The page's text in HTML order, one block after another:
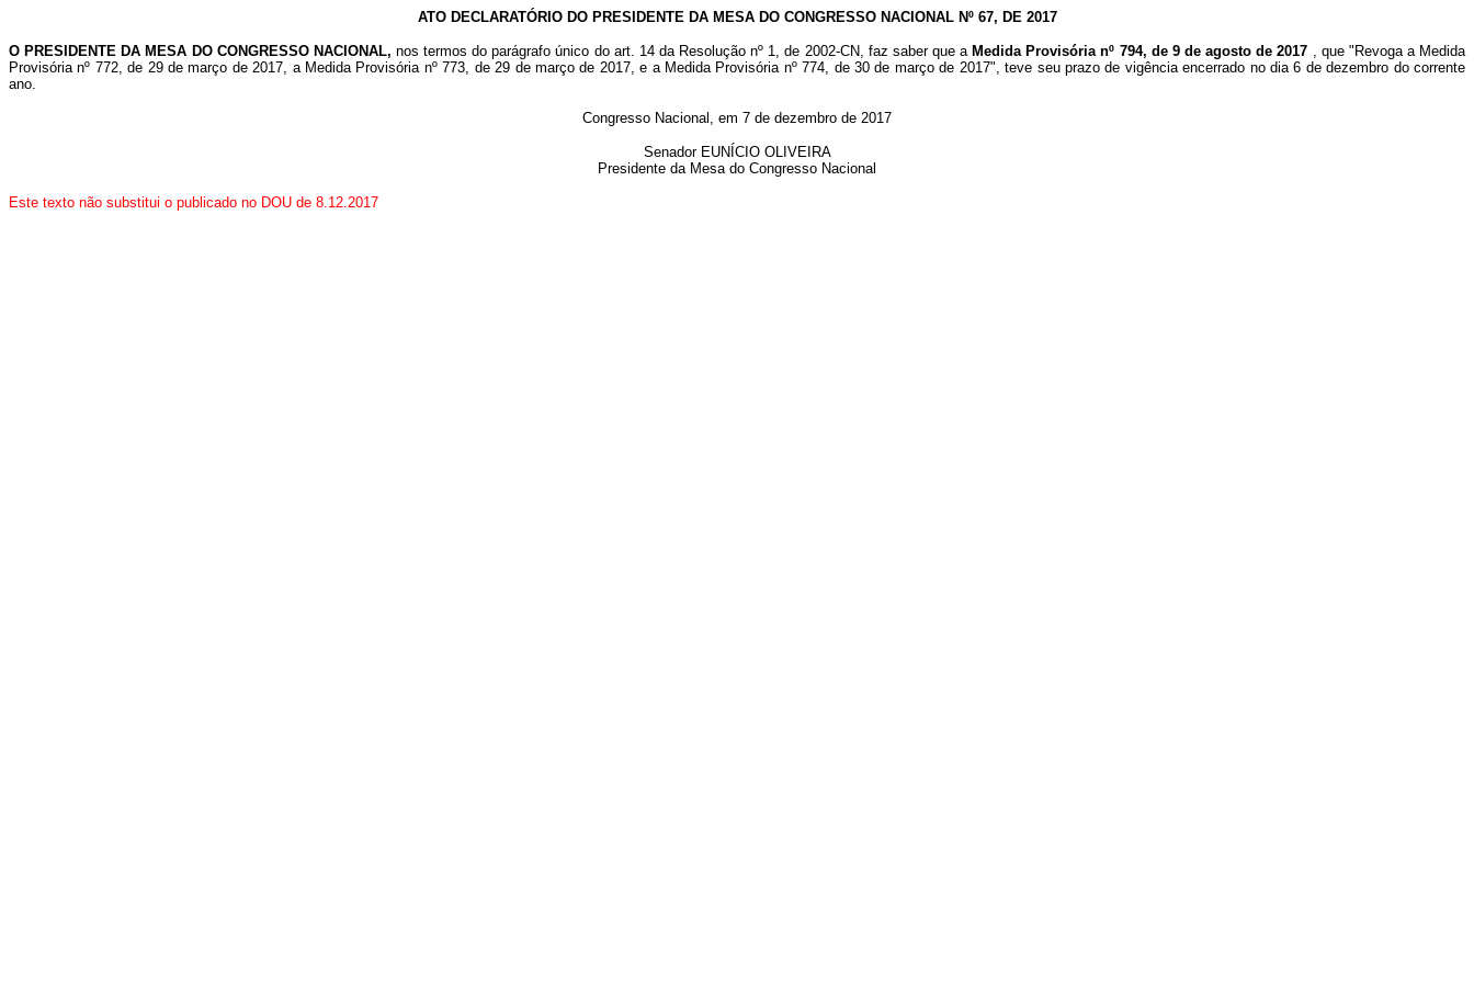
ATO DECLARATÓRIO DO PRESIDENTE DA MESA DO CONGRESSO NACIONAL Nº 67, DE 2017
O PRESIDENTE DA MESA DO CONGRESSO NACIONAL, nos termos do parágrafo único do art. 14 da Resolução nº 1, de 2002-CN, faz saber que a Medida Provisória nº 794, de 9 de agosto de 2017 , que "Revoga a Medida
Provisória nº 772, de 29 de março de 2017, a Medida Provisória nº 773, de 29 de março de 2017, e a Medida Provisória nº 774, de 30 de março de 2017", teve seu prazo de vigência encerrado no dia 6 de dezembro do corrente
ano.
Congresso Nacional, em 7 de dezembro de 2017
Senador EUNÍCIO OLIVEIRA
Presidente da Mesa do Congresso Nacional
Este texto não substitui o publicado no DOU de 8.12.2017